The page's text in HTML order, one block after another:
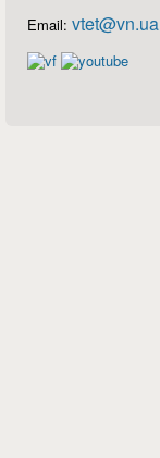
Email: vtet@vn.ua